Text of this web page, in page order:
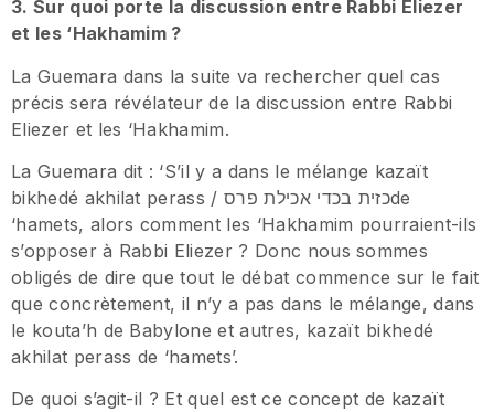
3. Sur quoi porte la discussion entre Rabbi Eliezer
et les ‘Hakhamim ?
La Guemara dans la suite va rechercher quel cas
précis sera révélateur de la discussion entre Rabbi
Eliezer et les ‘Hakhamim.
La Guemara dit : ‘S’il y a dans le mélange kazaït
bikhedé akhilat perass / כזית בכדי אכילת פרסde
‘hamets, alors comment les ‘Hakhamim pourraient-ils
s’opposer à Rabbi Eliezer ? Donc nous sommes
obligés de dire que tout le débat commence sur le fait
que concrètement, il n’y a pas dans le mélange, dans
le kouta’h de Babylone et autres, kazaït bikhedé
akhilat perass de ‘hamets’.
De quoi s’agit-il ? Et quel est ce concept de kazaït